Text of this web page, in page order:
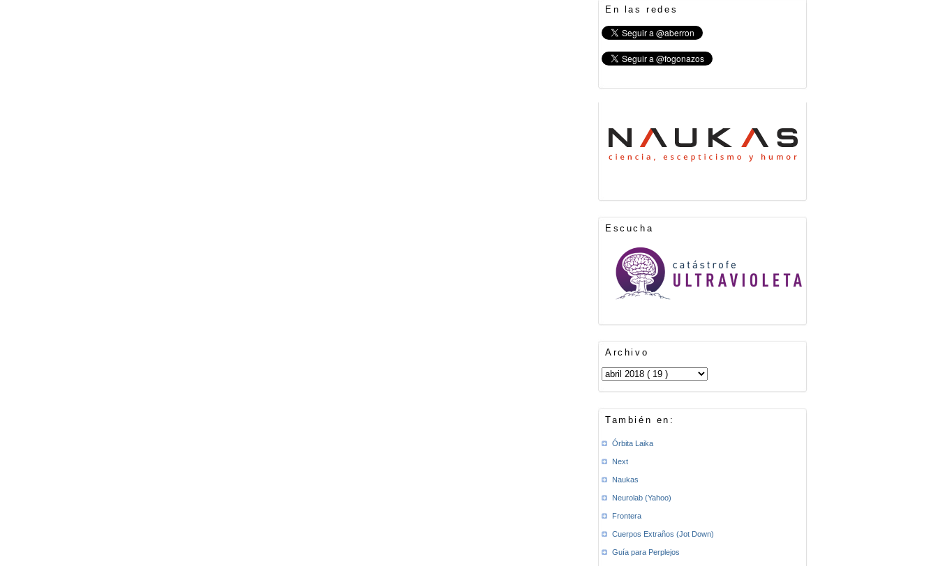
En las redes
Escucha
Archivo
También en:
Órbita Laika
Next
Naukas
Neurolab (Yahoo)
Frontera
Cuerpos Extraños (Jot Down)
Guía para Perplejos